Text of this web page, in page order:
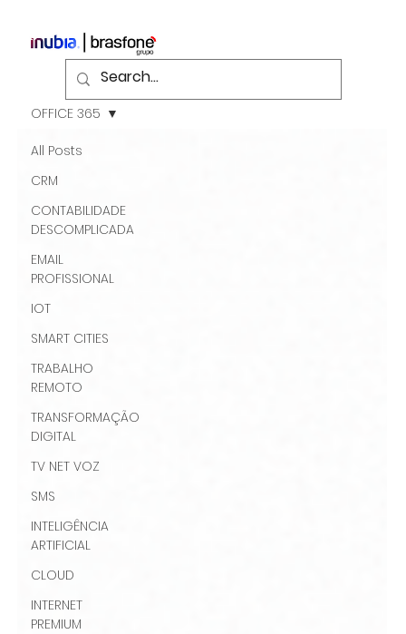
All Posts
CRM
CONTABILIDADE
DESCOMPLICADA
EMAIL
PROFISSIONAL
IOT
SMART CITIES
TRABALHO
REMOTO
TRANSFORMAÇÃO
DIGITAL
TV NET VOZ
SMS
INTELIGÊNCIA
ARTIFICIAL
CLOUD
INTERNET
PREMIUM
OFFICE 365